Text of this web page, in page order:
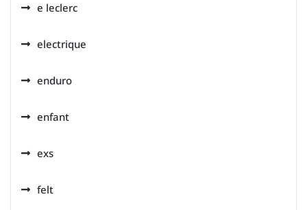
e leclerc
electrique
enduro
enfant
exs
felt